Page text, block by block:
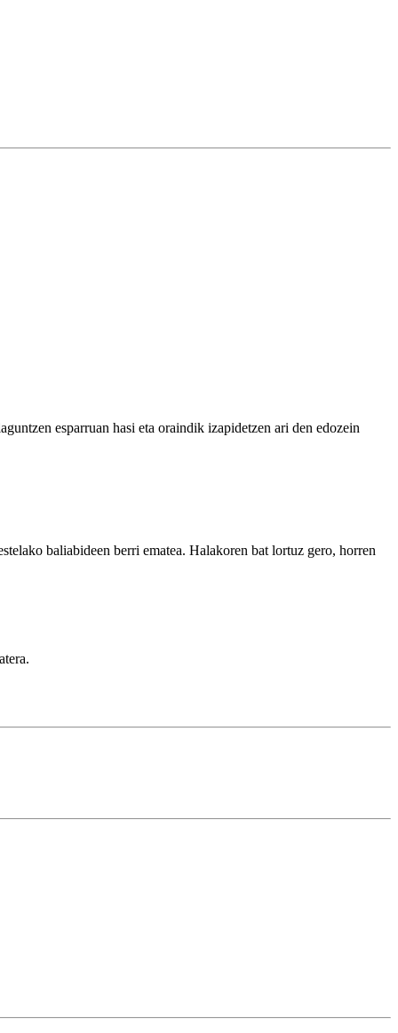
esparruan hasi eta oraindik izapidetzen ari den edozein
baliabideen berri ematea. Halakoren bat lortuz gero, horren